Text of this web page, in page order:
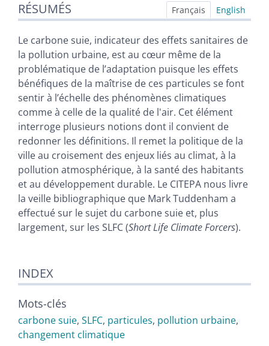
Index
Texte
Citer cet article
Auteurs
RÉSUMÉS Français English
Le carbone suie, indicateur des effets sanitaires de
la pollution urbaine, est au cœur même de la
problématique de l’adaptation puisque les effets
bénéfiques de la maîtrise de ces particules se font
sentir à l’échelle des phénomènes climatiques
comme à celle de la qualité de l'air. Cet élément
interroge plusieurs notions dont il convient de
redonner les définitions. Il remet la politique de la
ville au croisement des enjeux liés au climat, à la
pollution atmosphérique, à la santé des habitants
et au développement durable. Le CITEPA nous livre
la veille bibliographique que Mark Tuddenham a
effectué sur le sujet du carbone suie et, plus
largement, sur les SLFC (Short Life Climate Forcers).
INDEX
Mots-clés
carbone suie, SLFC, particules, pollution urbaine,
changement climatique